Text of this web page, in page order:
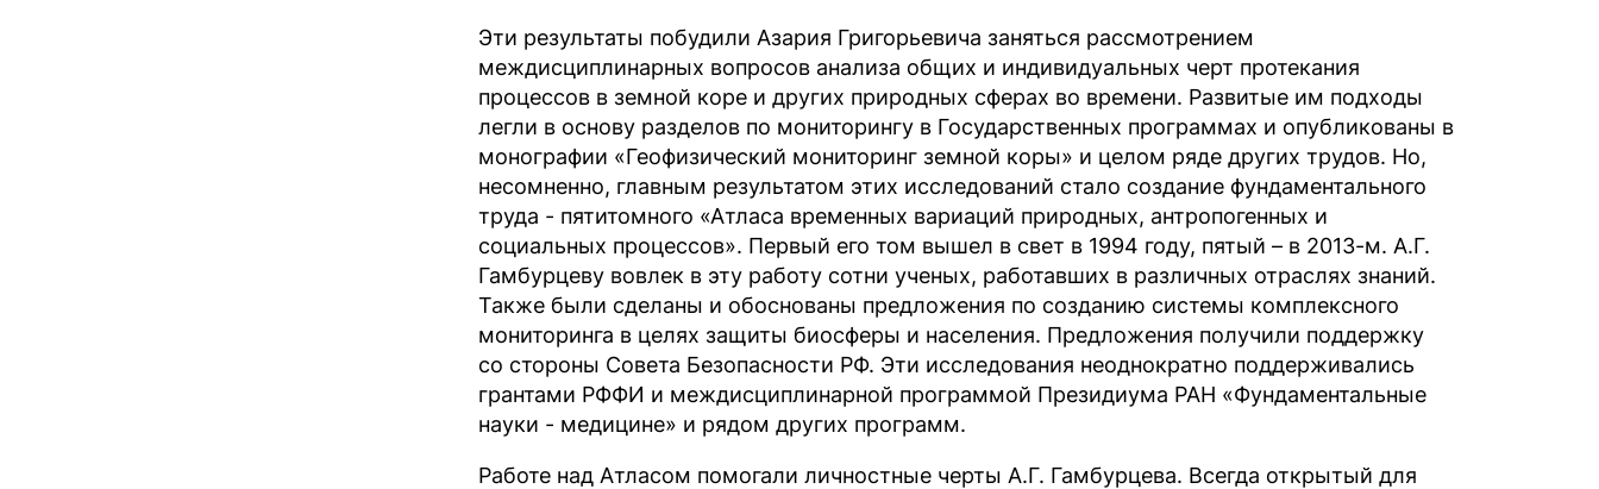
Эти результаты побудили Азария Григорьевича заняться рассмотрением
междисциплинарных вопросов анализа общих и индивидуальных черт протекания
процессов в земной коре и других природных сферах во времени. Развитые им подходы
легли в основу разделов по мониторингу в Государственных программах и опубликованы в
монографии «Геофизический мониторинг земной коры» и целом ряде других трудов. Но,
несомненно, главным результатом этих исследований стало создание фундаментального
труда - пятитомного «Атласа временных вариаций природных, антропогенных и
социальных процессов». Первый его том вышел в свет в 1994 году, пятый – в 2013-м. А.Г.
Гамбурцеву вовлек в эту работу сотни ученых, работавших в различных отраслях знаний.
Также были сделаны и обоснованы предложения по созданию системы комплексного
мониторинга в целях защиты биосферы и населения. Предложения получили поддержку
со стороны Совета Безопасности РФ. Эти исследования неоднократно поддерживались
грантами РФФИ и междисциплинарной программой Президиума РАН «Фундаментальные
науки - медицине» и рядом других программ.
Работе над Атласом помогали личностные черты А.Г. Гамбурцева. Всегда открытый для